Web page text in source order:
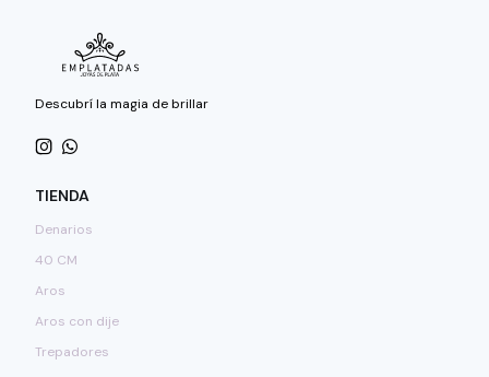
Descubrí la magia de brillar
TIENDA
Denarios
40 CM
Aros
Aros con dije
Trepadores